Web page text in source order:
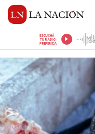
ESCUCHÁ
TU RADIO
PREFERIDA